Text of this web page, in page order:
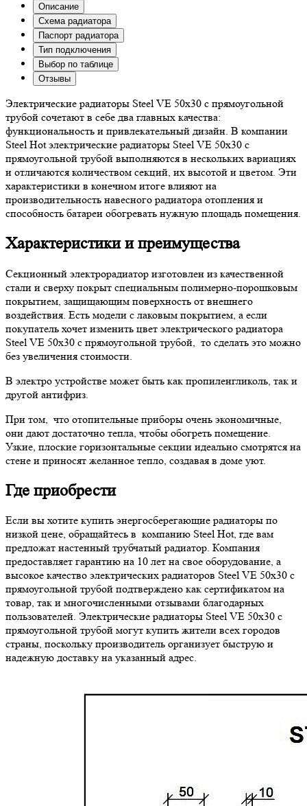
Описание
Схема радиатора
Паспорт радиатора
Тип подключения
Выбор по таблице
Отзывы
Электрические радиаторы Steel VE 50х30 с прямоугольной
трубой сочетают в себе два главных качества:
функциональность и привлекательный дизайн. В компании
Steel Hot электрические радиаторы Steel VE 50х30 с
прямоугольной трубой выполняются в нескольких вариациях
и отличаются количеством секций, их высотой и цветом. Эти
характеристики в конечном итоге влияют на
производительность навесного радиатора отопления и
способность батареи обогревать нужную площадь помещения.
Характеристики и преимущества
Секционный электрорадиатор изготовлен из качественной
стали и сверху покрыт специальным полимерно-порошковым
покрытием, защищающим поверхность от внешнего
воздействия. Есть модели с лаковым покрытием, а если
покупатель хочет изменить цвет электрического радиатора
Steel VE 50х30 с прямоугольной трубой, то сделать это можно
без увеличения стоимости.
В электро устройстве может быть как пропиленгликоль, так и
другой антифриз.
При том, что отопительные приборы очень экономичные,
они дают достаточно тепла, чтобы обогреть помещение.
Узкие, плоские горизонтальные секции идеально смотрятся на
стене и приносят желанное тепло, создавая в доме уют.
Где приобрести
Если вы хотите купить энергосберегающие радиаторы по
низкой цене, обращайтесь в компанию Steel Hot, где вам
предложат настенный трубчатый радиатор. Компания
предоставляет гарантию на 10 лет на свое оборудование, а
высокое качество электрических радиаторов Steel VE 50х30 с
прямоугольной трубой подтверждено как сертификатом на
товар, так и многочисленными отзывами благодарных
пользователей. Электрические радиаторы Steel VE 50х30 с
прямоугольной трубой могут купить жители всех городов
страны, поскольку производитель организует быструю и
надежную доставку на указанный адрес.